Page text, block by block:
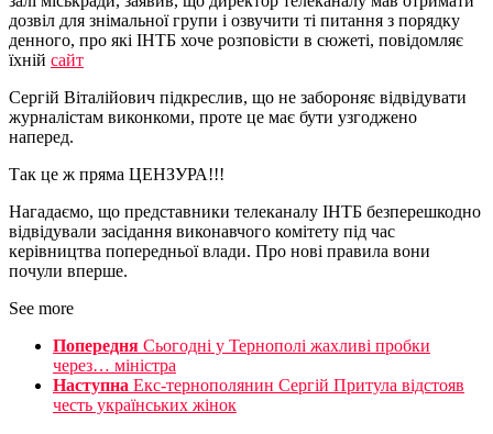
дозвіл для знімальної групи і озвучити ті питання з порядку
денного, про які ІНТБ хоче розповісти в сюжеті, повідомляє
їхній сайт
Сергій Віталійович підкреслив, що не забороняє відвідувати
журналістам виконкоми, проте це має бути узгоджено
наперед.
Так це ж пряма ЦЕНЗУРА!!!
Нагадаємо, що представники телеканалу ІНТБ безперешкодно
відвідували засідання виконавчого комітету під час
керівництва попередньої влади. Про нові правила вони
почули вперше.
See more
Попередня Сьогодні у Тернополі жахливі пробки
через… міністра
Наступна Екс-тернополянин Сергій Притула відстояв
честь українських жінок